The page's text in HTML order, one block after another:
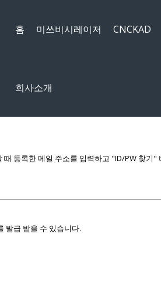
홈 미쓰비시레이저 CNCKAD
회사소개
등록한 메일 주소를 입력하고 "ID/PW 찾기"
발급 받을 수 있습니다.